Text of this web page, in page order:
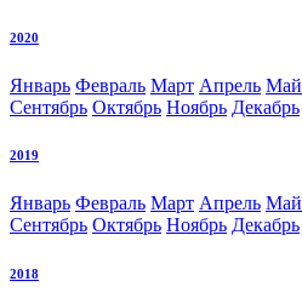
2020
Январь Февраль Март Апрель Май
Сентябрь Октябрь Ноябрь Декабрь
2019
Январь Февраль Март Апрель Май
Сентябрь Октябрь Ноябрь Декабрь
2018